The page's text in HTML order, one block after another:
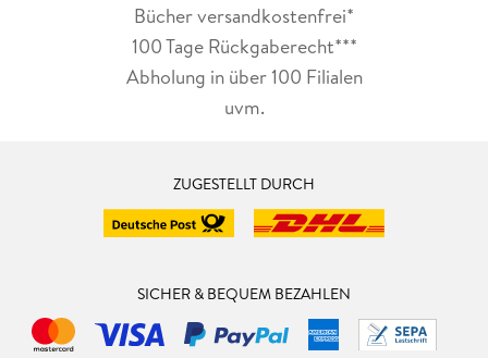
Bücher versandkostenfrei*
100 Tage Rückgaberecht***
Abholung in über 100 Filialen
uvm.
ZUGESTELLT DURCH
SICHER & BEQUEM BEZAHLEN